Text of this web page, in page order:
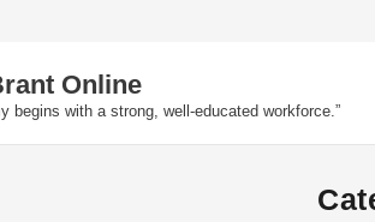
Online
begins with a strong, well-educated workforce.”